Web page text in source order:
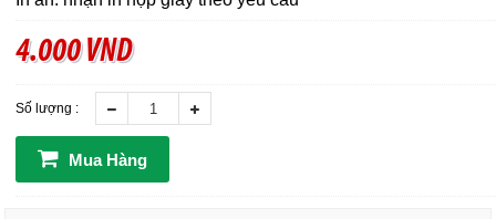
4.000 VND
Số lượng :
Mua Hàng